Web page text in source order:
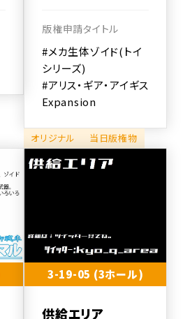
版権申請タイトル
#メカ生体ゾイド(トイ
シリーズ)
#アリス・ギア・アイギス
Expansion
オリジナル 当日版権物
3-19-05 (3ホール)
供給エリア